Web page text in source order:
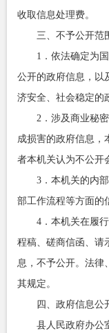
收取信息处理费。
三、不予公开范
1．依法确定为
公开的政府信息，以
济安全、社会稳定的
2．涉及商业秘
成损害的政府信息，
者本机关认为不公开
3．本机关的内
部工作流程等方面的
4．本机关在履
程稿、磋商信函、请
息，不予公开。法律
其规定。
四、政府信息公
县人民政府办公